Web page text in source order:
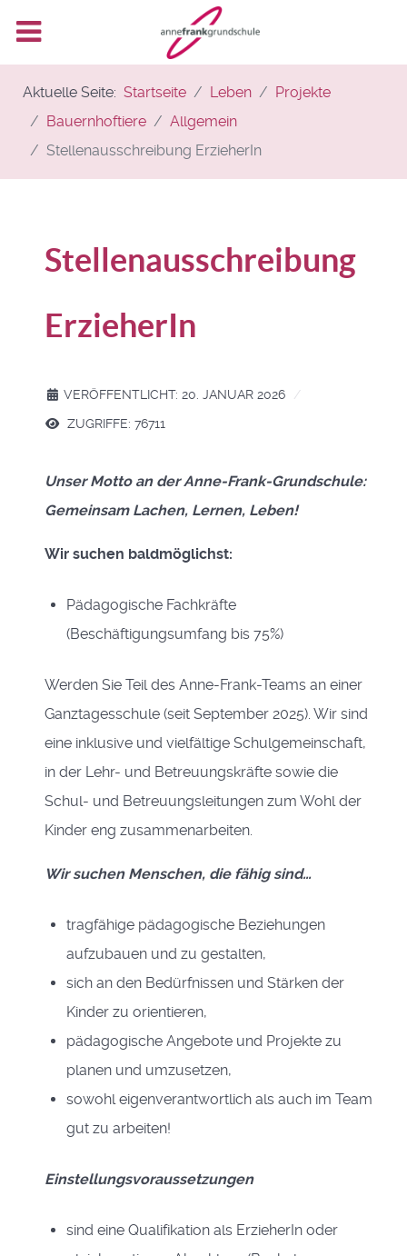
Aktuelle Seite: Startseite Leben
Projekte
Bauernhoftiere
Allgemein
Stellenausschreibung ErzieherIn
Stellenausschreibung
ErzieherIn
VERÖFFENTLICHT: 20. JANUAR 2026
ZUGRIFFE: 76711
Unser Motto an der Anne-Frank-Grundschule:
Gemeinsam Lachen, Lernen, Leben!
Wir suchen baldmöglichst:
Pädagogische Fachkräfte
(Beschäftigungsumfang bis 75%)
Werden Sie Teil des Anne-Frank-Teams an einer
Ganztagesschule (seit September 2025). Wir sind
eine inklusive und vielfältige Schulgemeinschaft,
in der Lehr- und Betreuungskräfte sowie die
Schul- und Betreuungsleitungen zum Wohl der
Kinder eng zusammenarbeiten.
Wir suchen Menschen, die fähig sind…
tragfähige pädagogische Beziehungen
aufzubauen und zu gestalten,
sich an den Bedürfnissen und Stärken der
Kinder zu orientieren,
pädagogische Angebote und Projekte zu
planen und umzusetzen,
sowohl eigenverantwortlich als auch im Team
gut zu arbeiten!
Einstellungsvoraussetzungen
sind eine Qualifikation als ErzieherIn oder